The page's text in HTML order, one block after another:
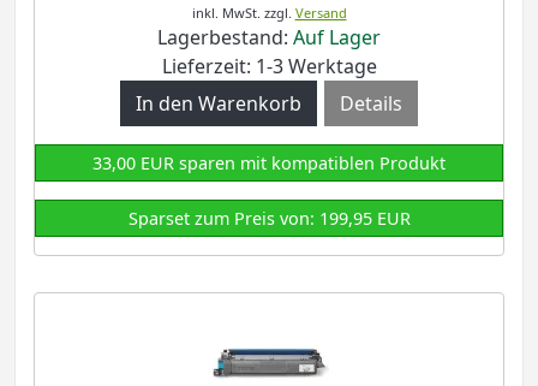
inkl. MwSt. zzgl. Versand
Lagerbestand: Auf Lager
Lieferzeit: 1-3 Werktage
Details
33,00 EUR sparen mit kompatiblen Produkt
Sparset zum Preis von: 199,95 EUR